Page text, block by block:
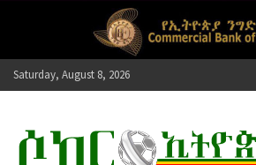
Saturday, August 8, 2026